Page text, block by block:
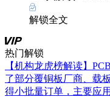
解锁全文
热门解锁
【机构龙虎榜解读】
了部分覆铜板厂商、载
得小批量订单，主要应